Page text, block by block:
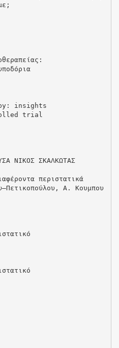
insights
trial
ΝΙΚΟΣ ΣΚΑΛΚΩΤΑΣ
περιστατικά
Α. Κουμπου